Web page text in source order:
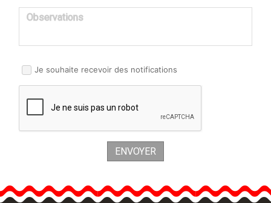
Observations
Je souhaite recevoir des notifications
ENVOYER